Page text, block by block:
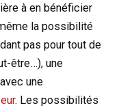
à en bénéficier
la possibilité
pas pour tout de
être…), une
une
. Les possibilités